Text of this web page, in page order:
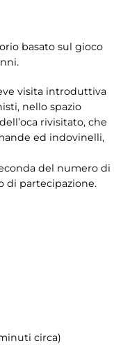
basato sul gioco
visita introduttiva
nello spazio
rivisitato, che
ed indovinelli,
del numero di
di partecipazione.
circa)